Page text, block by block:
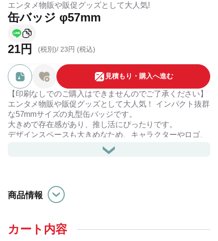
エンタメ物販や販促グッズとして大人気!
缶バッジ φ57mm
21円 (税別)/ 23円 (税込)
【印刷なしでのご購入はできませんのでご了承ください】
エンタメ物販や販促グッズとして大人気！ インパクト抜群
な57mmサイズの丸型缶バッジです。
大きめで存在感があり、推し活にぴったりです。
デザインスペースも大きめなため、キャラクターやロゴ、
イラストが映えライブや展示会、ノベルティなど様々なシ
ーンでご活用いただけます。
複数柄にてご注文の場合、合計注文数が200個以上であれ
ます。
⾒積もり・購⼊へ進む
商品情報
カート内容